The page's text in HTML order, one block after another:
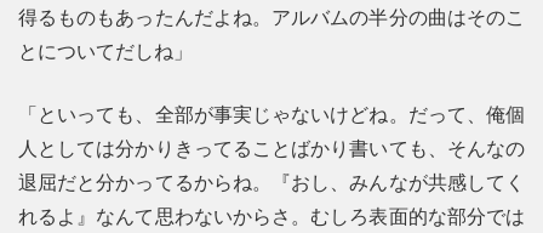
得るものもあったんだよね。アルバムの半分の曲はそのこ
とについてだしね」
「といっても、全部が事実じゃないけどね。だって、俺個
人としては分かりきってることばかり書いても、そんなの
退屈だと分かってるからね。『おし、みんなが共感してく
れるよ』なんて思わないからさ。むしろ表面的な部分では